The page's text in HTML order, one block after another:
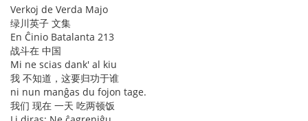
Verkoj de Verda Majo
绿川英子 文集
En Ĉinio Batalanta 213
战斗在 中国
Mi ne scias dank' al kiu
我 不知道，这要归功于谁
ni nun manĝas du fojon tage.
我们 现在 一天 吃两顿饭